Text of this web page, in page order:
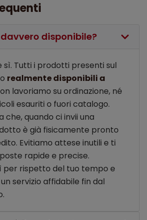
disponibile?
sì. Tutti i prodotti presenti sul
realmente disponibili a
lavoriamo su ordinazione, né
esauriti o fuori catalogo.
che, quando ci invii una
è già fisicamente pronto
Evitiamo attese inutili e ti
rapide e precise.
per rispetto del tuo tempo e
servizio affidabile fin dal